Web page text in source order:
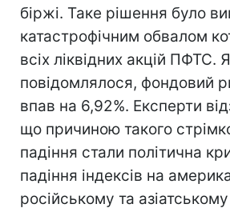
біржі. Таке рішення було
катастрофічним обвалом
всіх ліквідних акцій ПФТС.
повідомлялося, фондовий
впав на 6,92%. Експерти
що причиною такого
падіння стали політична
падіння індексів на
російському та азіатському